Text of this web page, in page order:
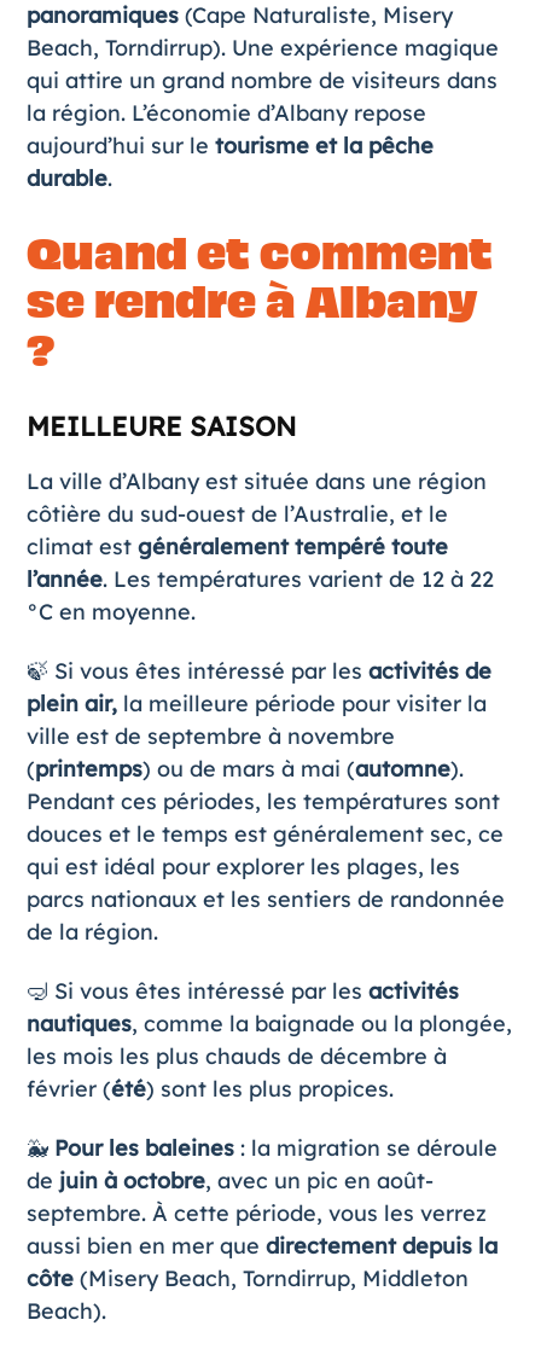
panoramiques(Cape Naturaliste, Misery
Beach, Torndirrup). Une expérience magique
qui attire un grand nombre de visiteurs dans
la région. L’économie d’Albany repose
aujourd’hui sur le tourisme et la pêche
durable.
Quand et comment
se rendre à Albany
?
MEILLEURE SAISON
La ville d’Albany est située dans une région
côtière du sud-ouest de l’Australie, et le
climat est généralement tempéré toute
l’année. Les températures varient de 12 à 22
°C en moyenne.
🍃 Si vous êtes intéressé par les activités de
plein air,la meilleure période pour visiter la
ville est de septembre à novembre
(printemps) ou de mars à mai (automne).
Pendant ces périodes, les températures sont
douces et le temps est généralement sec, ce
qui est idéal pour explorer les plages, les
parcs nationaux et les sentiers de randonnée
de la région.
🤿 Si vous êtes intéressé par les activités
nautiques, comme la baignade ou la plongée,
les mois les plus chauds de décembre à
février (été) sont les plus propices.
🐳 Pour les baleines: la migration se déroule
de juin à octobre, avec un pic en août-
septembre. À cette période, vous les verrez
aussi bien en mer que directement depuis la
côte(Misery Beach, Torndirrup, Middleton
Beach).